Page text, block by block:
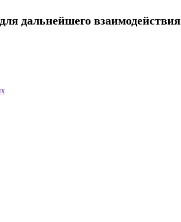
дальнейшего взаимодействия